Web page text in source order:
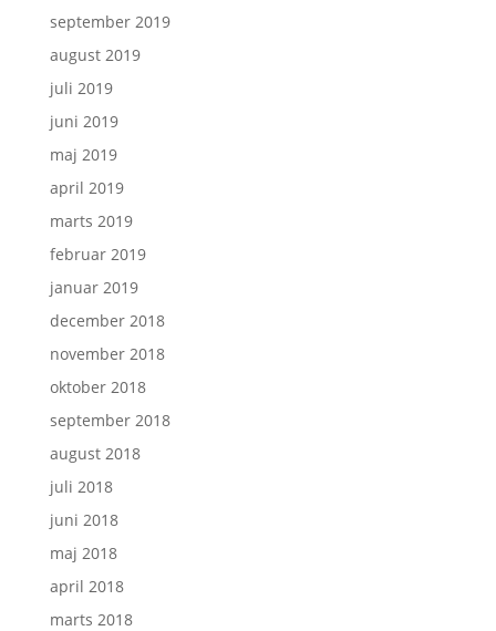
september 2019
august 2019
juli 2019
juni 2019
maj 2019
april 2019
marts 2019
februar 2019
januar 2019
december 2018
november 2018
oktober 2018
september 2018
august 2018
juli 2018
juni 2018
maj 2018
april 2018
marts 2018